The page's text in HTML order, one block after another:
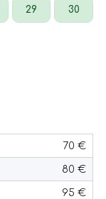
29 30
70 €
80 €
95 €